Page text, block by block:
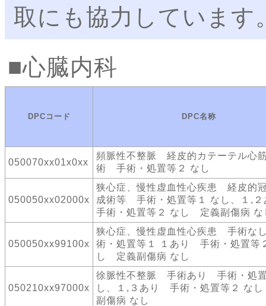
取にも協力しています
心臓内科
DPCコード DPC名称
050070xx01x0xx
頻脈性不整脈 経皮的カテーテル心
術 手術・処置等２ なし
050050xx02000x
狭心症、慢性虚血性心疾患 経皮的
成術等 手術・処置等１ なし、１,
手術・処置等２ なし 定義副傷病 な
050050xx99100x
狭心症、慢性虚血性心疾患 手術な
術・処置等１ １あり 手術・処置等
し 定義副傷病 なし
050210xx97000x
徐脈性不整脈 手術あり 手術・処
し、１,３あり 手術・処置等２ な
副傷病 なし